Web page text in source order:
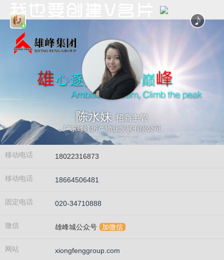
陈水妹 招商主管
广东雄峰房产物业发展有限公司
移动电话 18022316873
移动电话 18664506481
固定电话 020-34710888
微信 雄峰城公众号 加微信
网站 xiongfenggroup.com